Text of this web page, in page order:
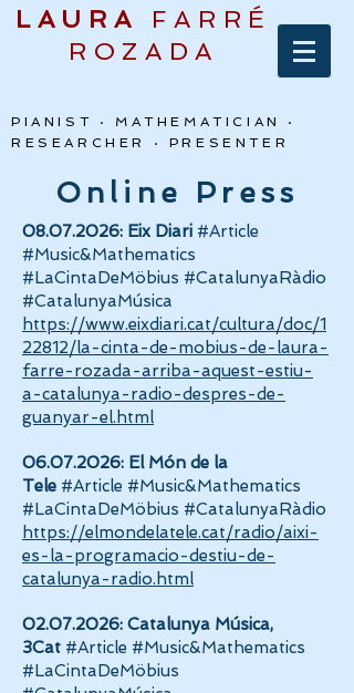
LAURA
FARRÉ
ROZADA
PIANIST · MATHEMATICIAN ·
RESEARCHER · PRESENTER
Online Press
08.07.2026: Eix Diari #Article
#Music&Mathematics
#LaCintaDeMöbius #CatalunyaRàdio
#CatalunyaMúsica
https://www.eixdiari.cat/cultura/doc/1
22812/la-cinta-de-mobius-de-laura-
farre-rozada-arriba-aquest-estiu-
a-catalunya-radio-despres-de-
guanyar-el.html
06.07.2026: El Món de la
Tele #Article #Music&Mathematics
#LaCintaDeMöbius #CatalunyaRàdio
https://elmondelatele.cat/radio/aixi-
es-la-programacio-destiu-de-
catalunya-radio.html
02.07.2026: Catalunya Música,
3Cat #Article #Music&Mathematics
#LaCintaDeMöbius